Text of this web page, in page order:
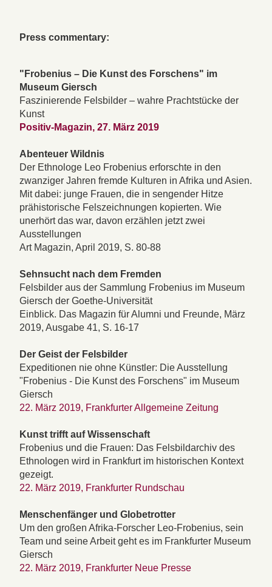
Press commentary:
"Frobenius – Die Kunst des Forschens" im
Museum Giersch
Faszinierende Felsbilder – wahre Prachtstücke der
Kunst
Positiv-Magazin, 27. März 2019
Abenteuer Wildnis
Der Ethnologe Leo Frobenius erforschte in den
zwanziger Jahren fremde Kulturen in Afrika und Asien.
Mit dabei: junge Frauen, die in sengender Hitze
prähistorische Felszeichnungen kopierten. Wie
unerhört das war, davon erzählen jetzt zwei
Ausstellungen
Art Magazin, April 2019, S. 80-88
Sehnsucht nach dem Fremden
Felsbilder aus der Sammlung Frobenius im Museum
Giersch der Goethe-Universität
Einblick. Das Magazin für Alumni und Freunde, März
2019, Ausgabe 41, S. 16-17
Der Geist der Felsbilder
Expeditionen nie ohne Künstler: Die Ausstellung
"Frobenius - Die Kunst des Forschens" im Museum
Giersch
22. März 2019, Frankfurter Allgemeine Zeitung
Kunst trifft auf Wissenschaft
Frobenius und die Frauen: Das Felsbildarchiv des
Ethnologen wird in Frankfurt im historischen Kontext
gezeigt.
22. März 2019, Frankfurter Rundschau
Menschenfänger und Globetrotter
Um den großen Afrika-Forscher Leo-Frobenius, sein
Team und seine Arbeit geht es im Frankfurter Museum
Giersch
22. März 2019, Frankfurter Neue Presse